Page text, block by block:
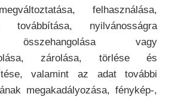
felhasználása,
továbbítása, nyilvánosságra
összehangolása vagy
zárolása, törlése és
valamint az adat további
megakadályozása, fénykép-,